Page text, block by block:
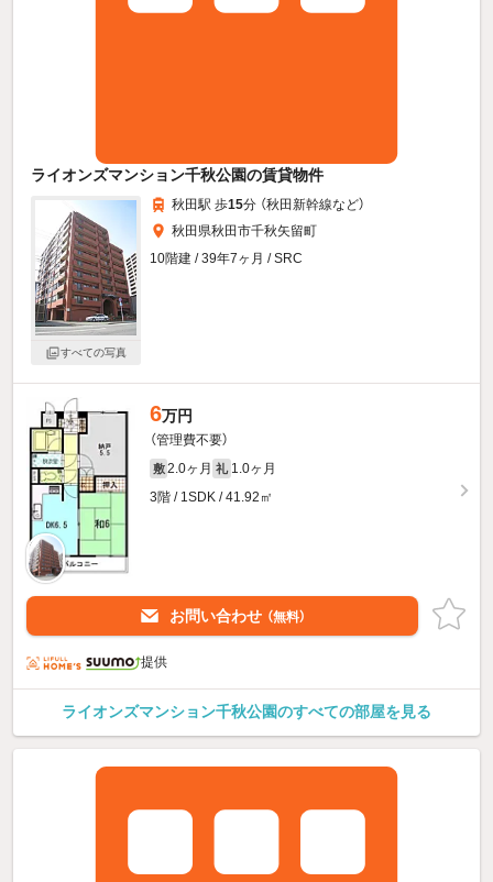
ライオンズマンション千秋公園の賃貸物件
すべての写真
秋田駅 歩15分 （秋田新幹線など）
秋田県秋田市千秋矢留町
10階建 / 39年7ヶ月 / SRC
6万円
（管理費不要）
敷 2.0ヶ月 礼 1.0ヶ月
3階 / 1SDK / 41.92㎡
お問い合わせ （無料）
提供
ライオンズマンション千秋公園のすべての部屋を見る